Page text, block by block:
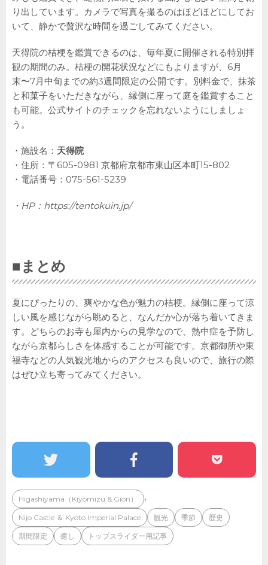
り出しています。カメラで写真を撮るのはほどほどにしてお
いて、静かで贅沢な時間を過ごしてみてください。
天得院の桔梗を鑑賞できるのは、毎年夏に開催される特別拝
観の期間のみ。桔梗の開花状況などにもよりますが、6月
末〜7月中旬までの約3週間限定の公開です。別料金で、抹茶
と和菓子をいただきながら、縁側に座って庭を鑑賞すること
も可能。公式サイトのチェックを忘れないようにしましょ
う。
・施設名： 天得院
・住所：〒605-0981 京都府京都市東山区本町15-802
・電話番号：075-561-5239
・HP： https://tentokuin.jp/
■まとめ
夏にぴったりの、爽やかな色が魅力の桔梗。縁側に座って涼
しい風を感じながら眺めると、なんだか心が落ち着いてきま
す。どちらのお寺も屋内からの見学なので、熱中症を予防し
ながら京都らしさを体感することが可能です。京都御所や東
福寺などの人気観光地からのアクセスも良いので、旅行の際
はぜひ立ち寄ってみてください。
Higashiyama（Kiyomizu & Gion） ,
Nijo Castle ＆ Kyoto Imperial Palace 観光 季節 歴史
期間限定 癒し トップスライダー用記事